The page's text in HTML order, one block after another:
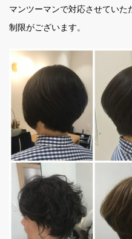
マンツーマンで対応させてい
制限がございます。